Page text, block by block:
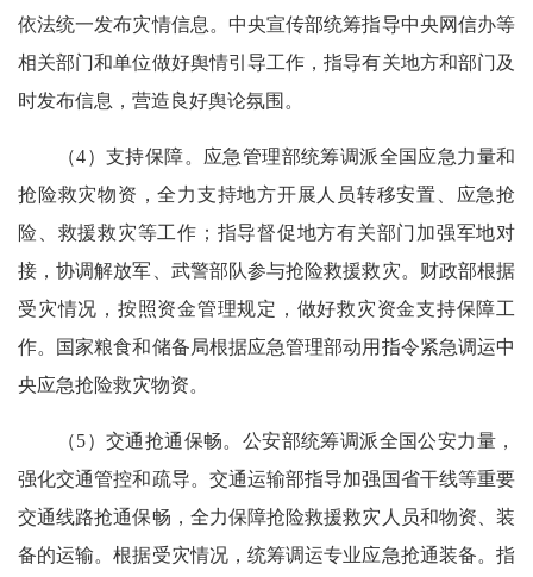
依法统一发布灾情信息。中央宣传部统筹指导中央网信办等
相关部门和单位做好舆情引导工作，指导有关地方和部门及
时发布信息，营造良好舆论氛围。
（4）支持保障。应急管理部统筹调派全国应急力量和
抢险救灾物资，全力支持地方开展人员转移安置、应急抢
险、救援救灾等工作；指导督促地方有关部门加强军地对
接，协调解放军、武警部队参与抢险救援救灾。财政部根据
受灾情况，按照资金管理规定，做好救灾资金支持保障工
作。国家粮食和储备局根据应急管理部动用指令紧急调运中
央应急抢险救灾物资。
（5）交通抢通保畅。公安部统筹调派全国公安力量，
强化交通管控和疏导。交通运输部指导加强国省干线等重要
交通线路抢通保畅，全力保障抢险救援救灾人员和物资、装
备的运输。根据受灾情况，统筹调运专业应急抢通装备。指